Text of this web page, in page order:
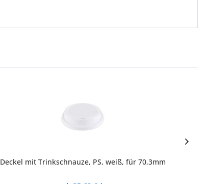
Deckel mit Trinkschnauze, PS, weiß, für 70,3mm